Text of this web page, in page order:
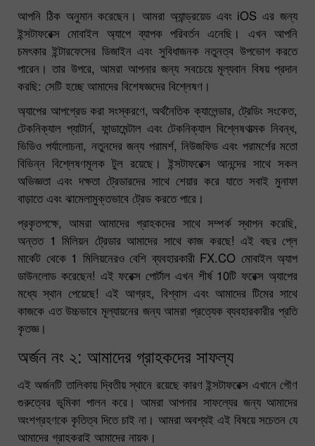
আপনি ঠিক অনুমান করেছেন। আমরা অ্যান্ড্রয়েড এবং iOS এর জন্য
ইন্সটাফরেক্স মোবাইল অ্যাপে ব্যাপক পরিবর্তন এনেছি। এখন আপনি
চমৎকার ইন্টারফেসের ডিজাইন এবং সুবিধাজনক নতুনত্ব উপভোগ করতে
পারেন। তার উপরে, আমরা আপনার জন্য সবচেয়ে মূল্যবান বিষয় প্রদান
করছি: সেটি হচ্ছে আমাদের বিশেষজ্ঞদের বিশ্লেষণ।
অ্যাপের আপগ্রেড করা সংস্করণে, অর্থনৈতিক ক্যালেন্ডার, ট্রেডিং সংকেত,
টেকনিক্যাল প্যাটার্ন, ফান্ডামেন্টাল এবং টেকনিক্যাল বিশ্লেষণাত্মক নিবন্ধ,
ভিডিও পর্যালোচনা, নতুনদের জন্য পরামর্শ, নিউজফিড এবং পরামর্শের মতো
বিভিন্ন বিশ্লেষণমূলক টুল রয়েছে। ইন্সটাফরেক্স আনন্দের সাথে সকল
অভিজ্ঞতা এবং দক্ষতা ট্রেডারদের সাথে শেয়ার করে যাতে সবাই মুনাফা
বাড়াতে এবং ঝামেলামুক্তভাবে ট্রেড করতে পারে।
প্রকৃতপক্ষে, আমরা আমাদের গ্রাহকদের সাথে সম্পর্ক স্থাপন করেছি,
অন্তত 1 মিলিয়ন ট্রেডার আমাদের সাথে কাজ করছে! এই বছর প্লে
মার্কেট থেকে 1 মিলিয়নেরও বেশি ব্যবহারকারী FX.CO মোবাইল অ্যাপ
ডাউনলোড করেছেন! এই ফরেক্স পোর্টাল এখন শীর্ষ 10টি ফরেক্স অ্যাপের
মধ্যে স্থান পেয়েছে! এই আগ্রহ, বিশ্বাস এবং আমাদের টিমের সাথে
কাজকে এত উচ্চভাবে মূল্যায়নের জন্য আমরা প্রত্যেক ব্যবহারকারীর প্রতি
কৃতজ্ঞ।
অর্জন নং ২: আমাদের গ্রাহকদের সাফল্য
এই অর্জনটি তালিকায় দ্বিতীয় স্থানে রয়েছে কারণ ইন্সটাফরেক্স এখানে গৌণ
গুরুত্বের ভূমিকা পালন করে। আমরা আপনার সাফল্যের জন্যআমাদের
অংশগ্রহণকে কৃতিত্ব দিতে চাই না। আমরা অবশ্যই এই বিষয়ে সচেতন যে
আমাদের গ্রাহকরাই আমাদের নায়ক।